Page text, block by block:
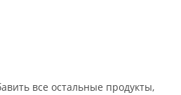
все остальные продукты,